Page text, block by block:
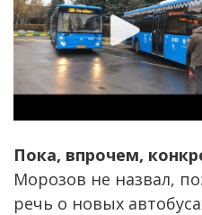
Пока, впрочем,
Морозов не назвал,
речь о новых